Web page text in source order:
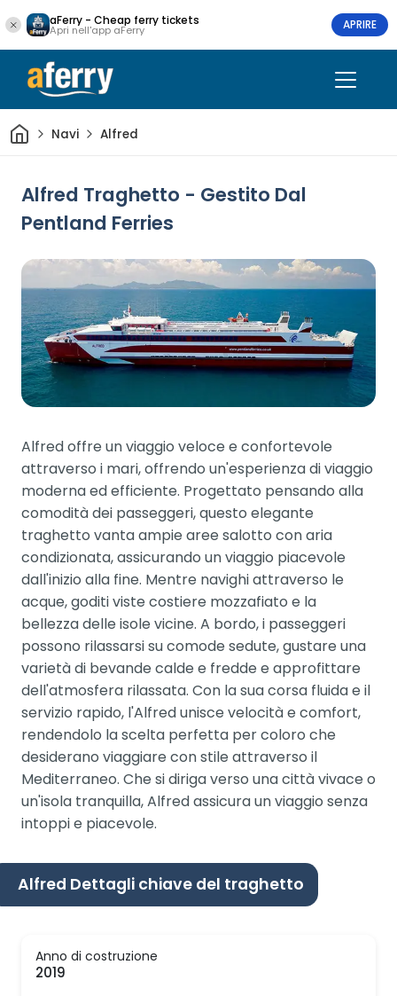
aFerry - Cheap ferry tickets
Apri nell'app aFerry APRIRE
CasaNavi Alfred
Alfred Traghetto - Gestito Dal
Pentland Ferries
Alfred offre un viaggio veloce e confortevole
attraverso i mari, offrendo un'esperienza di viaggio
moderna ed efficiente. Progettato pensando alla
comodità dei passeggeri, questo elegante
traghetto vanta ampie aree salotto con aria
condizionata, assicurando un viaggio piacevole
dall'inizio alla fine. Mentre navighi attraverso le
acque, goditi viste costiere mozzafiato e la
bellezza delle isole vicine. A bordo, i passeggeri
possono rilassarsi su comode sedute, gustare una
varietà di bevande calde e fredde e approfittare
dell'atmosfera rilassata. Con la sua corsa fluida e il
servizio rapido, l'Alfred unisce velocità e comfort,
rendendolo la scelta perfetta per coloro che
desiderano viaggiare con stile attraverso il
Mediterraneo. Che si diriga verso una città vivace o
un'isola tranquilla, Alfred assicura un viaggio senza
intoppi e piacevole.
Alfred Dettagli chiave del traghetto
Anno di costruzione
2019